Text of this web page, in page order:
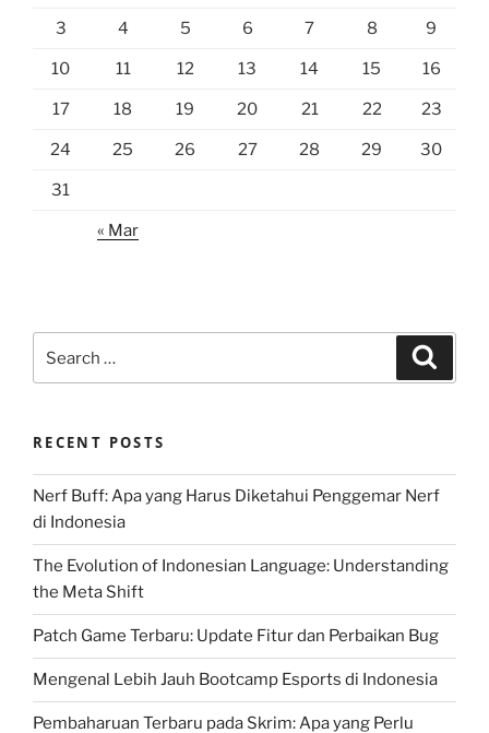
3 4 5 6 7 8 9
10 11 12 13 14 15 16
17 18 19 20 21 22 23
24 25 26 27 28 29 30
31
« Mar
for:
RECENT POSTS
Nerf Buff: Apa yang Harus Diketahui Penggemar Nerf
di Indonesia
The Evolution of Indonesian Language: Understanding
the Meta Shift
Patch Game Terbaru: Update Fitur dan Perbaikan Bug
Mengenal Lebih Jauh Bootcamp Esports di Indonesia
Pembaharuan Terbaru pada Skrim: Apa yang Perlu